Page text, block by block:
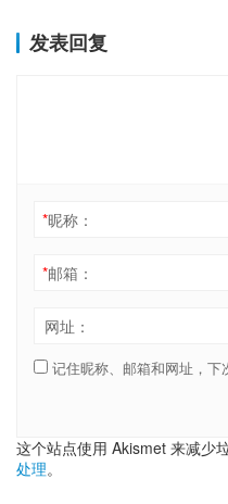
发表回复
*昵称：
*邮箱：
网址：
记住昵称、邮箱和网址，下
这个站点使用 Akismet 来减少垃
处理。